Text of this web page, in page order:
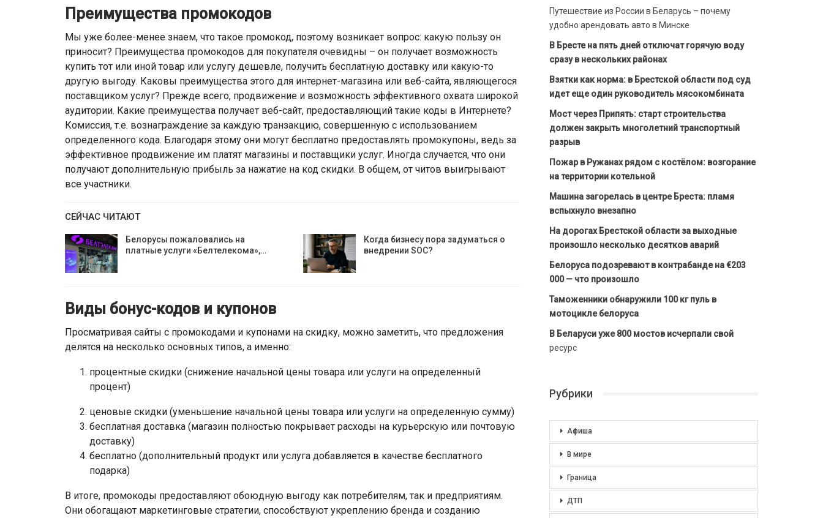
Преимущества промокодов
Мы уже более-менее знаем, что такое промокод, поэтому возникает вопрос: какую пользу он
приносит? Преимущества промокодов для покупателя очевидны – он получает возможность
купить тот или иной товар или услугу дешевле, получить бесплатную доставку или какую-то
другую выгоду. Каковы преимущества этого для интернет-магазина или веб-сайта, являющегося
поставщиком услуг? Прежде всего, продвижение и возможность эффективного охвата широкой
аудитории. Какие преимущества получает веб-сайт, предоставляющий такие коды в Интернете?
Комиссия, т.е. вознаграждение за каждую транзакцию, совершенную с использованием
определенного кода. Благодаря этому они могут бесплатно предоставлять промокупоны, ведь за
эффективное продвижение им платят магазины и поставщики услуг. Иногда случается, что они
получают дополнительную прибыль за нажатие на код скидки. В общем, от читов выигрывают
все участники.
СЕЙЧАС ЧИТАЮТ
Белорусы пожаловались на
платные услуги «Белтелекома»,…
Когда бизнесу пора задуматься о
внедрении SOC?
Виды бонус-кодов и купонов
Просматривая сайты с промокодами и купонами на скидку, можно заметить, что предложения
делятся на несколько основных типов, а именно:
процентные скидки (снижение начальной цены товара или услуги на определенный
процент)
ценовые скидки (уменьшение начальной цены товара или услуги на определенную сумму)
бесплатная доставка (магазин полностью покрывает расходы на курьерскую или почтовую
доставку)
бесплатно (дополнительный продукт или услуга добавляется в качестве бесплатного
подарка)
В итоге, промокоды предоставляют обоюдную выгоду как потребителям, так и предприятиям.
Они обогащают маркетинговые стратегии, способствуют укреплению бренда и созданию
Путешествие из России в Беларусь – почему
удобно арендовать авто в Минске
В Бресте на пять дней отключат горячую воду
сразу в нескольких районах
Взятки как норма: в Брестской области под суд
идет еще один руководитель мясокомбината
Мост через Припять: старт строительства
должен закрыть многолетний транспортный
разрыв
Пожар в Ружанах рядом с костёлом: возгорание
на территории котельной
Машина загорелась в центре Бреста: пламя
вспыхнуло внезапно
На дорогах Брестской области за выходные
произошло несколько десятков аварий
Белоруса подозревают в контрабанде на €203
000 — что произошло
Таможенники обнаружили 100 кг пуль в
мотоцикле белоруса
В Беларуси уже 800 мостов исчерпали свой
ресурс
Рубрики
Афиша
В мире
Граница
ДТП